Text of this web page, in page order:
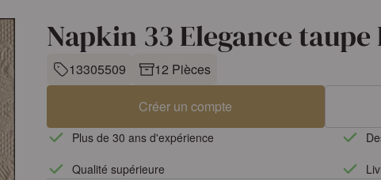
Napkin 33 Elegance taupe
13305509 12 Pièces
Créer un compte
Plus de 30 ans d'expérience
Qualité supérieure